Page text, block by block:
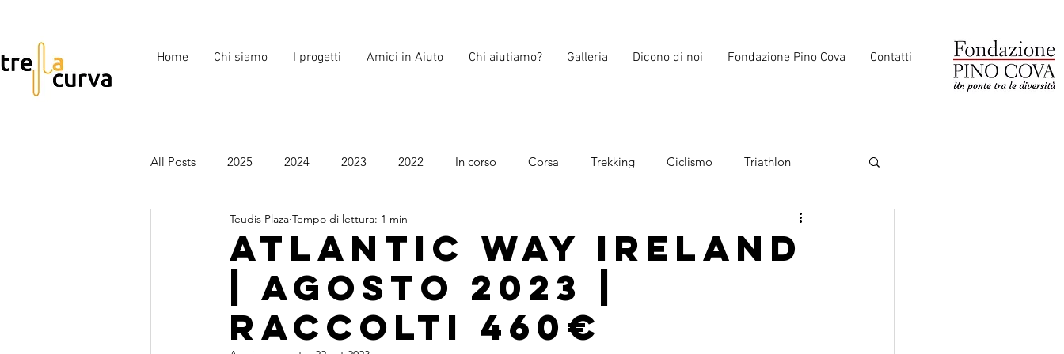
Home Chi siamo I progetti Amici in Aiuto Chi aiutiamo? Galleria Dicono di noi Fondazione Pino Cova Contatti
All Posts 2025 2024 2023 2022 In corso Corsa Trekking Ciclismo Triathlon
Compleanni 2026
Atlantic way ireland
| Agosto 2023 |
Raccolti 460€
Teudis Plaza Tempo di lettura: 1 min